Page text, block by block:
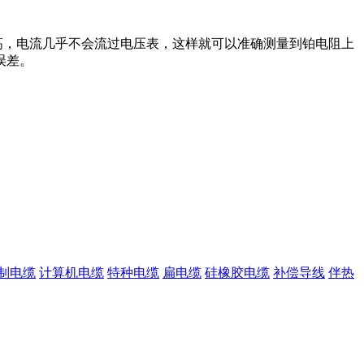
电流几乎不会流过电压表，这样就可以准确测量到铂电阻上
。
电缆 计算机电缆 特种电缆 扁电缆 硅橡胶电缆 补偿导线 伴热